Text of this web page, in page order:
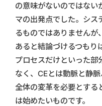
の意味がないのではない
マの出発点でした。シス
るものではありませんが
あると結論づけるつもり
プロセスだけといった部
なく、CEとは動脈と静
全体の変革を必要とする
は始めたいものです。